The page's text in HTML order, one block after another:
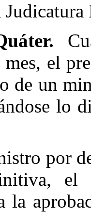
el
de un
lo
por
el
la